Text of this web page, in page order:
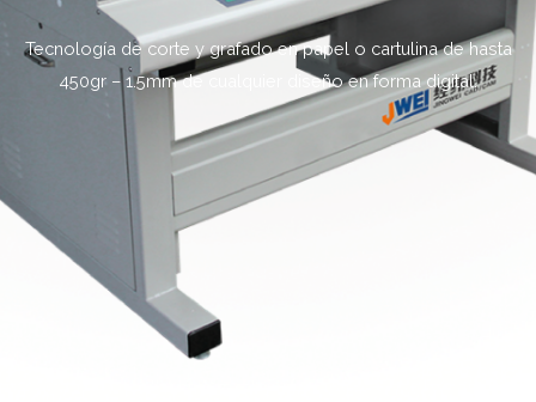
Tecnología de corte y grafado en papel o cartulina de hasta
450gr – 1.5mm de cualquier diseño en forma digital.